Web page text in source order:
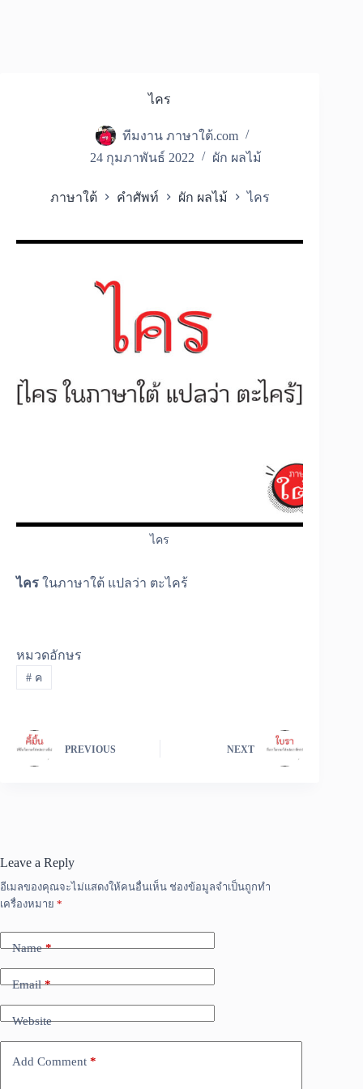
ไคร
ทีมงาน ภาษาใต้.com
24 กุมภาพันธ์ 2022
ผัก ผลไม้
ภาษาใต้ คำศัพท์ ผัก ผลไม้ ไคร
ไคร
ไคร ในภาษาใต้ แปลว่า ตะไคร้
หมวดอักษร
#ค
PREVIOUS NEXT
Leave a Reply
อีเมลของคุณจะไม่แสดงให้คนอื่นเห็น ช่องข้อมูลจำเป็นถูกทำ
เครื่องหมาย *
Name*
Email*
Website
Add Comment *